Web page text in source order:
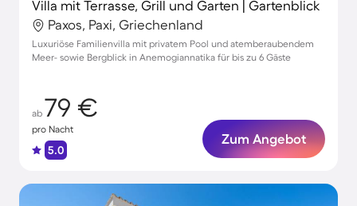
Villa mit Terrasse, Grill und Garten | Gartenblick
Paxos, Paxi, Griechenland
Luxuriöse Familienvilla mit privatem Pool und atemberaubendem
Meer- sowie Bergblick in Anemogiannatika für bis zu 6 Gäste
ab 79 €
pro Nacht
5.0
Zum Angebot